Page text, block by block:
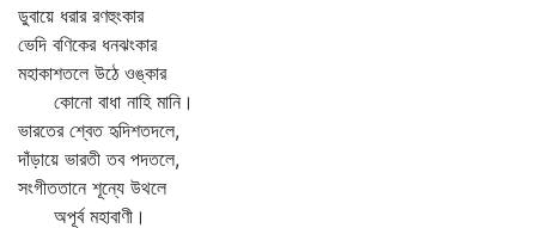
ডুবায়ে ধরার রণহুংকার
ভেদি বণিকের ধনঝংকার
মহাকাশতলে উঠে ওঙ্কার
কোনো বাধা নাহি মানি।
ভারতের শ্বেত হৃদিশতদলে,
দাঁড়ায়ে ভারতী তব পদতলে,
সংগীততানে শূন্যে উথলে
অপূর্ব মহাবাণী।